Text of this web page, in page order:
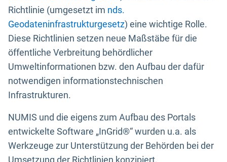
Richtlinie (umgesetzt im nds.
Geodateninfrastrukturgesetz) eine wichtige Rolle.
Diese Richtlinien setzen neue Maßstäbe für die
öffentliche Verbreitung behördlicher
Umweltinformationen bzw. den Aufbau der dafür
notwendigen informationstechnischen
Infrastrukturen.
NUMIS und die eigens zum Aufbau des Portals
entwickelte Software „InGrid®“ wurden u.a. als
Werkzeuge zur Unterstützung der Behörden bei der
Umsetzung der Richtlinien konzipiert.